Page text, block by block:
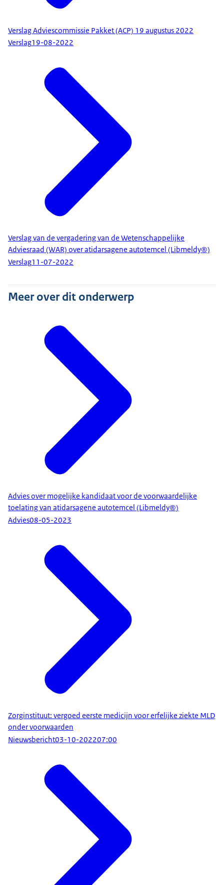
Verslag Adviescommissie Pakket (ACP) 19 augustus 2022
Verslag19-08-2022
Verslag van de vergadering van de Wetenschappelijke
Adviesraad (WAR) over atidarsagene autotemcel (Libmeldy®)
Verslag11-07-2022
Meer over dit onderwerp
Advies over mogelijke kandidaat voor de voorwaardelijke
toelating van atidarsagene autotemcel (Libmeldy®)
Advies08-05-2023
Zorginstituut: vergoed eerste medicijn voor erfelijke ziekte MLD
onder voorwaarden
Nieuwsbericht03-10-202207:00